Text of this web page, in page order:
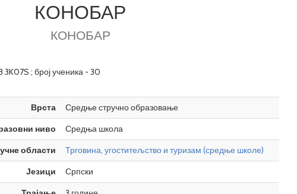
КОНОБАР
КОНОБАР
; број ученика - 30
Врста
Средње стручно образовање
ниво
Средња школа
области
Трговина, угоститељство и туризам (средње школе)
Језици
Српски